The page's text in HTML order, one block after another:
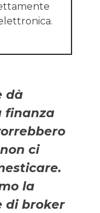
dà
finanza
ci
la
di broker